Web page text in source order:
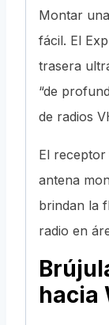
Montar
fácil. El
trasera
“de
de radios
El
antena
brindan la
radio en
hacia